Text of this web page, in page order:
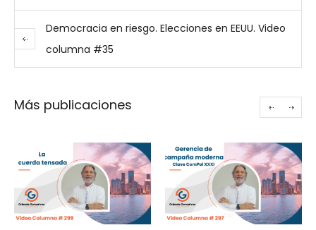
Democracia en riesgo. Elecciones en EEUU. Video
columna #35
Más publicaciones